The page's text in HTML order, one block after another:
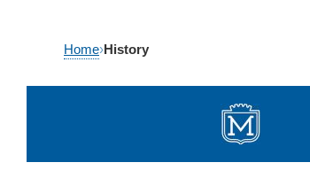
Home›History